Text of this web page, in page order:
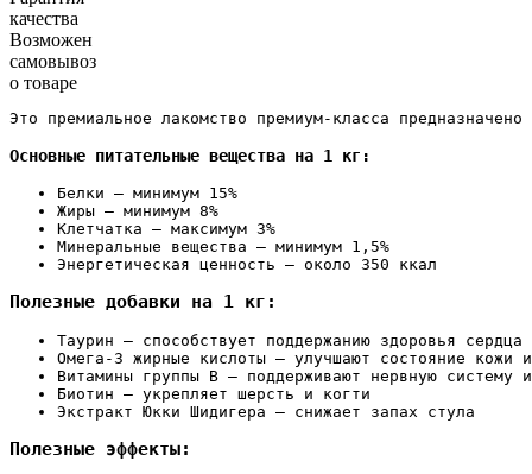
качества
Возможен
самовывоз
о товаре
Это премиальное лакомство премиум-класса
Основные питательные вещества на 1 кг:
Белки — минимум 15%
Жиры — минимум 8%
Клетчатка — максимум 3%
Минеральные вещества — минимум 1,5%
Энергетическая ценность — около 350 ккал
Полезные добавки на 1 кг:
Таурин — способствует поддержанию здоровья сердца
Омега-3 жирные кислоты — улучшают состояние кожи
Витамины группы B — поддерживают нервную систему
Биотин — укрепляет шерсть и когти
Экстракт Юкки Шидигера — снижает запах стула
Полезные эффекты: